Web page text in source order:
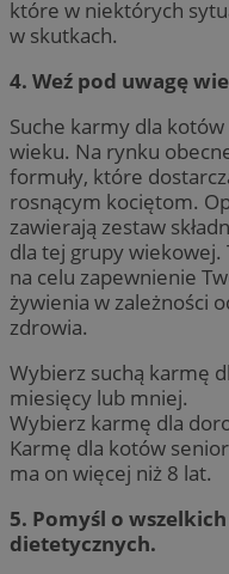
które w niektórych
w skutkach.
4. Weź pod uwagę
Suche karmy dla
wieku. Na rynku
formuły, które
rosnącym kociętom.
zawierają zestaw
dla tej grupy wiekowej.
na celu zapewnienie
żywienia w zależności
zdrowia.
Wybierz suchą karmę
miesięcy lub mniej.
Wybierz karmę dla
Karmę dla kotów
ma on więcej niż 8 lat.
5. Pomyśl o
dietetycznych.